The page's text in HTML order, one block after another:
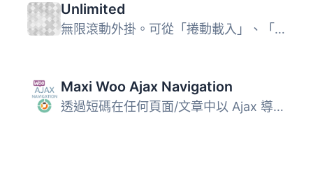
Unlimited
無限滾動外掛。可從「捲動載入」、「載入更多按鈕」和「Ajax ...
Maxi Woo Ajax Navigation
透過短碼在任何頁面/文章中以 Ajax 導航、分類和訂單篩選的方...